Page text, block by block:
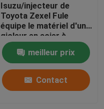
Isuzu/injecteur de
Toyota Zexel Fule
équipe le matériel d'un
gicleur en acier à
grande vitesse
meilleur prix
Contact